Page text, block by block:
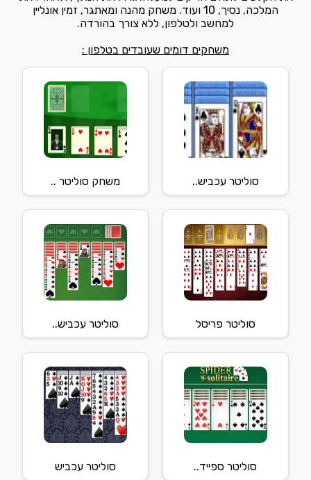
המלכה, נסיך, 10 ועוד. משחק מהנה ומאתגר, זמין אונליין
למחשב ולטלפון, ללא צורך בהורדה.
משחקים דומים שעובדים בטלפון :
סוליטר עכביש.. משחק סוליטר ..
סוליטר פריסל סוליטר עכביש..
סוליטר ספייד.. סוליטר עכביש